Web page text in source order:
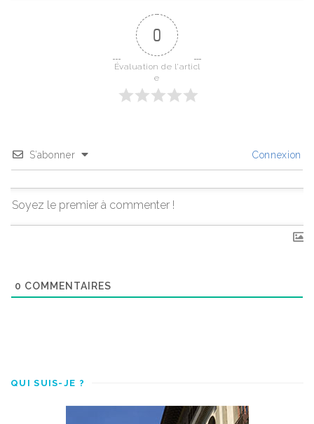
0
Évaluation de l'articl
e
S’abonner Connexion
0 COMMENTAIRES
QUI SUIS-JE ?